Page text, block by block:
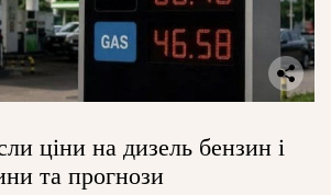
ціни на дизель бензин і
та прогнози